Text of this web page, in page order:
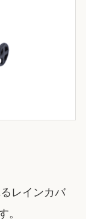
レインカバ
。